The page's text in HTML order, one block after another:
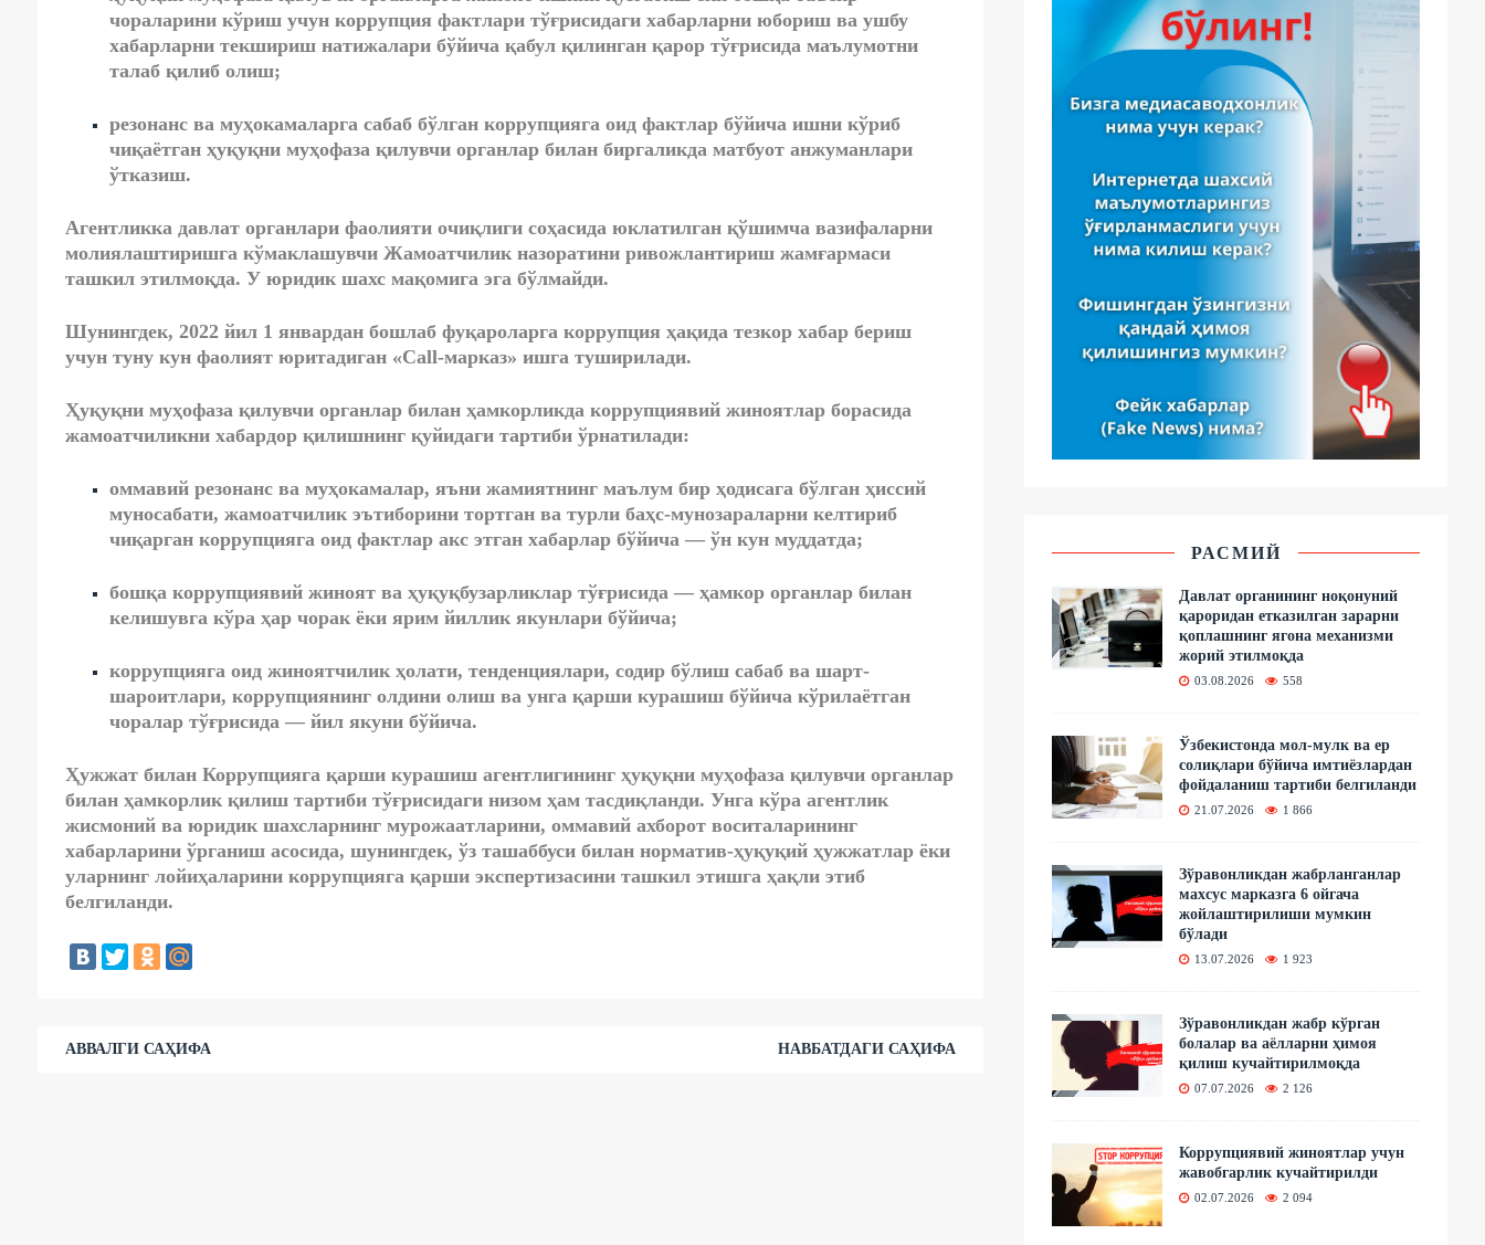
чораларини кўриш учун коррупция фактлари тўғрисидаги хабарларни юбориш ва ушбу
хабарларни текшириш натижалари бўйича қабул қилинган қарор тўғрисида маълумотни
талаб қилиб олиш;
резонанс ва муҳокамаларга сабаб бўлган коррупцияга оид фактлар бўйича ишни кўриб
чиқаётган ҳуқуқни муҳофаза қилувчи органлар билан биргаликда матбуот анжуманлари
ўтказиш.
Агентликка давлат органлари фаолияти очиқлиги соҳасида юклатилган қўшимча вазифаларни
молиялаштиришга кўмаклашувчи Жамоатчилик назоратини ривожлантириш жамғармаси
ташкил этилмоқда. У юридик шахс мақомига эга бўлмайди.
Шунингдек, 2022 йил 1 январдан бошлаб фуқароларга коррупция ҳақида тезкор хабар бериш
учун туну кун фаолият юритадиган «Call-марказ» ишга туширилади.
Ҳуқуқни муҳофаза қилувчи органлар билан ҳамкорликда коррупциявий жиноятлар борасида
жамоатчиликни хабардор қилишнинг қуйидаги тартиби ўрнатилади:
оммавий резонанс ва муҳокамалар, яъни жамиятнинг маълум бир ҳодисага бўлган ҳиссий
муносабати, жамоатчилик эътиборини тортган ва турли баҳс-мунозараларни келтириб
чиқарган коррупцияга оид фактлар акс этган хабарлар бўйича — ўн кун муддатда;
бошқа коррупциявий жиноят ва ҳуқуқбузарликлар тўғрисида — ҳамкор органлар билан
келишувга кўра ҳар чорак ёки ярим йиллик якунлари бўйича;
коррупцияга оид жиноятчилик ҳолати, тенденциялари, содир бўлиш сабаб ва шарт-
шароитлари, коррупциянинг олдини олиш ва унга қарши курашиш бўйича кўрилаётган
чоралар тўғрисида — йил якуни бўйича.
Ҳужжат билан Коррупцияга қарши курашиш агентлигининг ҳуқуқни муҳофаза қилувчи органлар
билан ҳамкорлик қилиш тартиби тўғрисидаги низом ҳам тасдиқланди. Унга кўра агентлик
жисмоний ва юридик шахсларнинг мурожаатларини, оммавий ахборот воситаларининг
хабарларини ўрганиш асосида, шунингдек, ўз ташаббуси билан норматив-ҳуқуқий ҳужжатлар ёки
уларнинг лойиҳаларини коррупцияга қарши экспертизасини ташкил этишга ҳақли этиб
белгиланди.
АВВАЛГИ САҲИФА НАВБАТДАГИ САҲИФА
РАСМИЙ
Давлат органининг ноқонуний
қароридан етказилган зарарни
қоплашнинг ягона механизми
жорий этилмоқда
03.08.2026 558
Ўзбекистонда мол-мулк ва ер
солиқлари бўйича имтиёзлардан
фойдаланиш тартиби белгиланди
21.07.2026 1 866
Зўравонликдан жабрланганлар
махсус марказга 6 ойгача
жойлаштирилиши мумкин
бўлади
13.07.2026 1 923
Зўравонликдан жабр кўрган
болалар ва аёлларни ҳимоя
қилиш кучайтирилмоқда
07.07.2026 2 126
Коррупциявий жиноятлар учун
жавобгарлик кучайтирилди
02.07.2026 2 094